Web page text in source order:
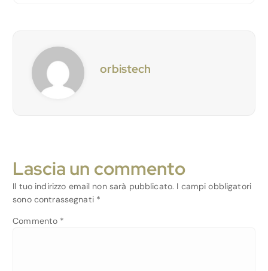
orbistech
Lascia un commento
Il tuo indirizzo email non sarà pubblicato. I campi obbligatori
sono contrassegnati *
Commento *